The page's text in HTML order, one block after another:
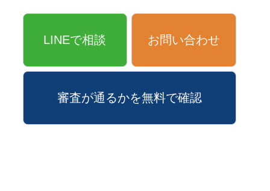
LINEで相談 お問い合わせ
審査が通るかを無料で確認